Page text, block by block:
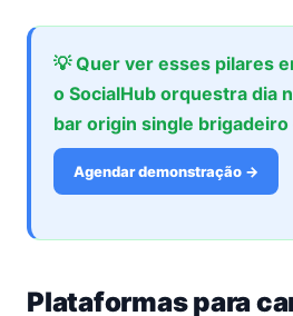
💡 Quer ver esses pilares
o SocialHub orquestra dia
bar origin single
Agendar demonstração →
Plataformas para